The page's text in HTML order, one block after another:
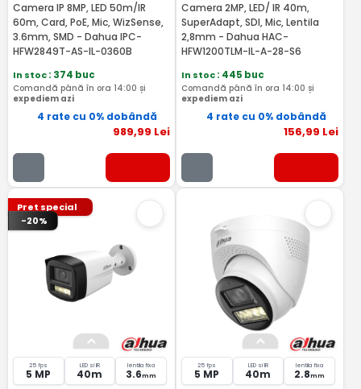
Camera IP 8MP, LED 50m/IR
60m, Card, PoE, Mic, WizSense,
3.6mm, SMD - Dahua IPC-
HFW2849T-AS-IL-0360B
In stoc: 374 buc
Comandă până în ora 14:00 și
expediem azi
4 rate cu 0% dobândă
989,99 Lei
Camera 2MP, LED/ IR 40m,
SuperAdapt, SDI, Mic, Lentila
2,8mm - Dahua HAC-
HFW1200TLM-IL-A-28-S6
In stoc: 445 buc
Comandă până în ora 14:00 și
expediem azi
4 rate cu 0% dobândă
156,99 Lei
Pret special
-20%
25 fps
5 MP
LED si IR
40m
lentila fixa
3.6mm
25 fps
5 MP
LED si IR
40m
lentila fixa
2.8mm